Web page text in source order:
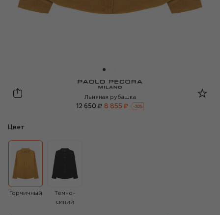
Paolo Pecora Milano
Льняная рубашка
12 650 ₽ 8 855 ₽ -30%
Цвет
Горчичный
Темно-
синий